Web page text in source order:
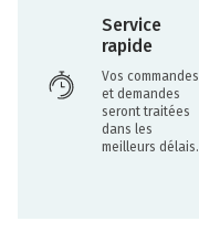
Service
rapide
Vos commandes
et demandes
seront traitées
dans les
meilleurs délais.